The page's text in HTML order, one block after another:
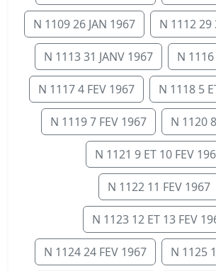
N 1109 26 JAN 1967 N 1112 29
N 1113 31 JANV 1967 N
N 1117 4 FEV 1967 N 1118 5
N 1119 7 FEV 1967 N 1120
N 1121 9 ET 10 FEV
N 1122 11 FEV 1967
N 1123 12 ET 13 FEV
N 1124 24 FEV 1967 N 1125